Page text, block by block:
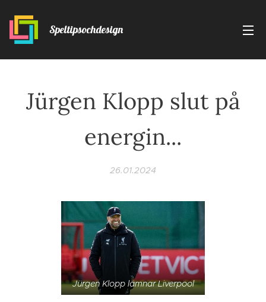
Speltipsochdesign
Jürgen Klopp slut på
energin...
26.01.2024
Jürgen Klopp lämnar Liverpool